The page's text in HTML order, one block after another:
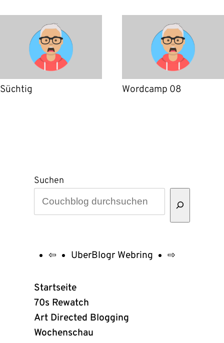
Süchtig Wordcamp 08
Suchen
UberBlogr
Webring
Links
⇦ UberBlogr Webring ⇨
Startseite
70s Rewatch
Art Directed Blogging
Wochenschau